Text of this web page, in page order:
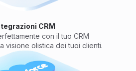
CRM
con il tuo CRM
visione olistica dei tuoi clienti.